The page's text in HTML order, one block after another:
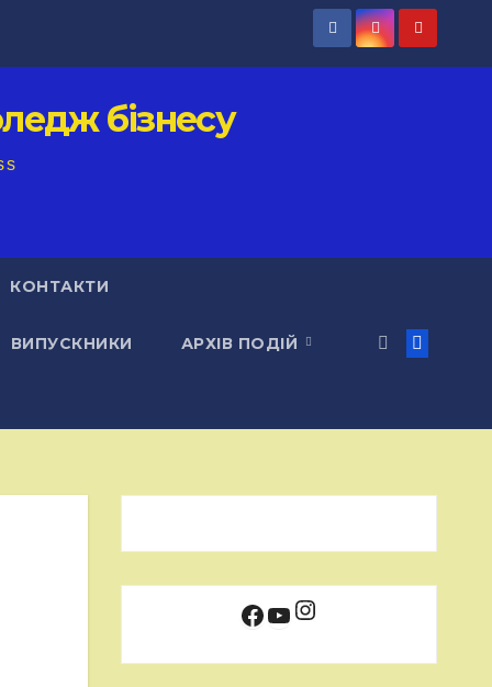
бізнесу
КОНТАКТИ
ВИПУСКНИКИ АРХІВ ПОДІЙ
Facebook
YouTube
Instagram